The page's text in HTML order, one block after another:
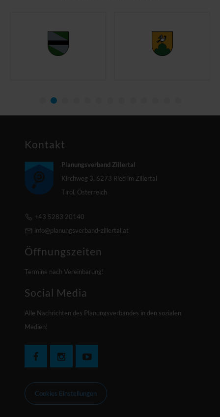
Kontakt
Planungsverband Zillertal
Kirchweg 3, 6273 Ried im Zillertal
Tirol, Österreich
+43 5283 20140
info@planungsverband-zillertal.at
Öffnungszeiten
Termine nach Vereinbarung!
Social Media
Alle Nachrichten des Planungsverbandes in den sozialen
Medien!
Cookies Einstellungen